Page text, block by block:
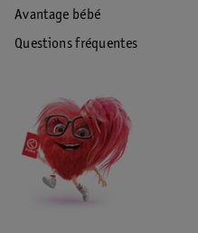
Avantage bébé
Questions fréquentes